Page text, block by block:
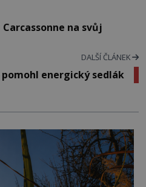
na svůj
DALŠÍ ČLÁNEK
energický sedlák